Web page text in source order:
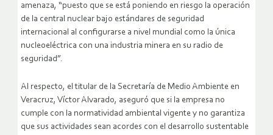
amenaza, “puesto que se está poniendo en riesgo la operación
de la central nuclear bajo estándares de seguridad
internacional al configurarse a nivel mundial como la única
nucleoeléctrica con una industria minera en su radio de
seguridad”.
Al respecto, el titular de la Secretaría de Medio Ambiente en
Veracruz, Víctor Alvarado, aseguró que si la empresa no
cumple con la normatividad ambiental vigente y no garantiza
que sus actividades sean acordes con el desarrollo sustentable